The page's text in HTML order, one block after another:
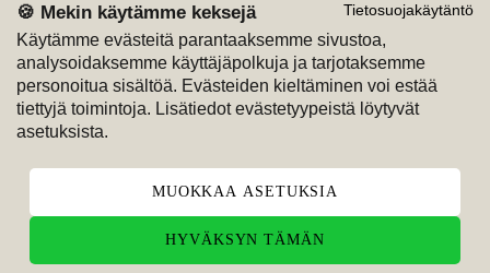
Tietosuojakäytäntö
🍪 Mekin käytämme keksejä
Käytämme evästeitä parantaaksemme sivustoa,
analysoidaksemme käyttäjäpolkuja ja tarjotaksemme
personoitua sisältöä. Evästeiden kieltäminen voi estää
tiettyjä toimintoja. Lisätiedot evästetyypeistä löytyvät
asetuksista.
MUOKKAA ASETUKSIA
HYVÄKSYN TÄMÄN
Maksutavat
M
Seuraa meitä